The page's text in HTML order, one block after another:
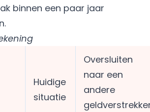
binnen een paar jaar
Huidige
situatie
Oversluiten
naar een
andere